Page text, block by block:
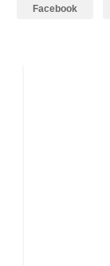
Facebook